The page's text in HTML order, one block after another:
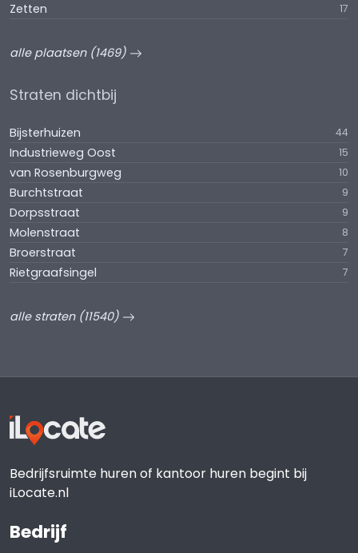
Zetten 17
alle plaatsen (1469)
Straten dichtbij
Bijsterhuizen 44
Industrieweg Oost 15
van Rosenburgweg 10
Burchtstraat 9
Dorpsstraat 9
Molenstraat 8
Broerstraat 7
Rietgraafsingel 7
alle straten (11540)
Bedrijfsruimte huren of kantoor huren begint bij
iLocate.nl
Bedrijf